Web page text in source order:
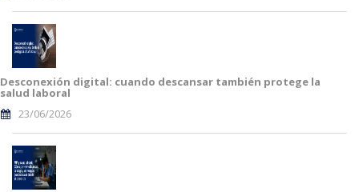
Desconexión digital: cuando descansar también protege la
salud laboral
23/06/2026